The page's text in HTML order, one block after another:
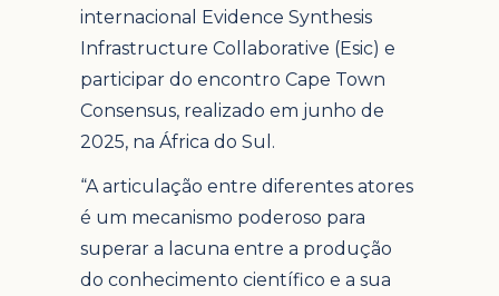
internacional Evidence Synthesis
Infrastructure Collaborative (Esic) e
participar do encontro Cape Town
Consensus, realizado em junho de
2025, na África do Sul.
“A articulação entre diferentes atores
é um mecanismo poderoso para
superar a lacuna entre a produção
do conhecimento científico e a sua